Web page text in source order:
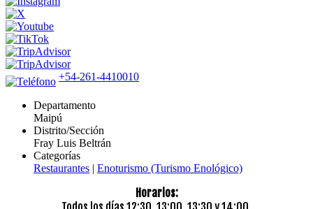
+54-261-4410010
Departamento
Maipú
Distrito/Sección
Fray Luis Beltrán
Categorías
Restaurantes | Enoturismo (Turismo Enológico)
Horarios: